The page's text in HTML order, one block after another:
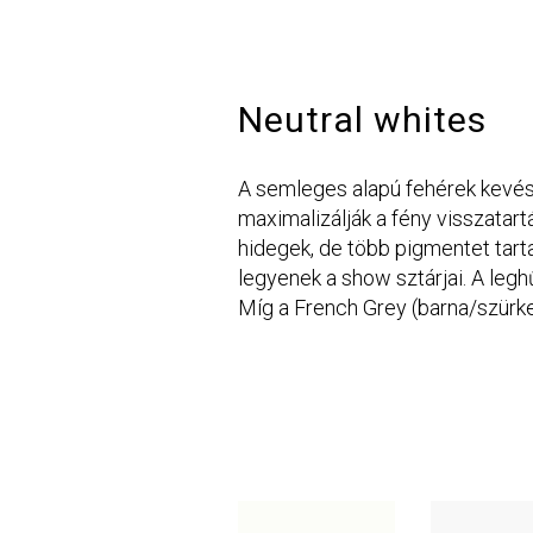
Neutral whites
A semleges alapú fehérek
maximalizálják a fény
hidegek, de több pigmentet
legyenek a show sztárjai. A
Míg a French Grey (barna/